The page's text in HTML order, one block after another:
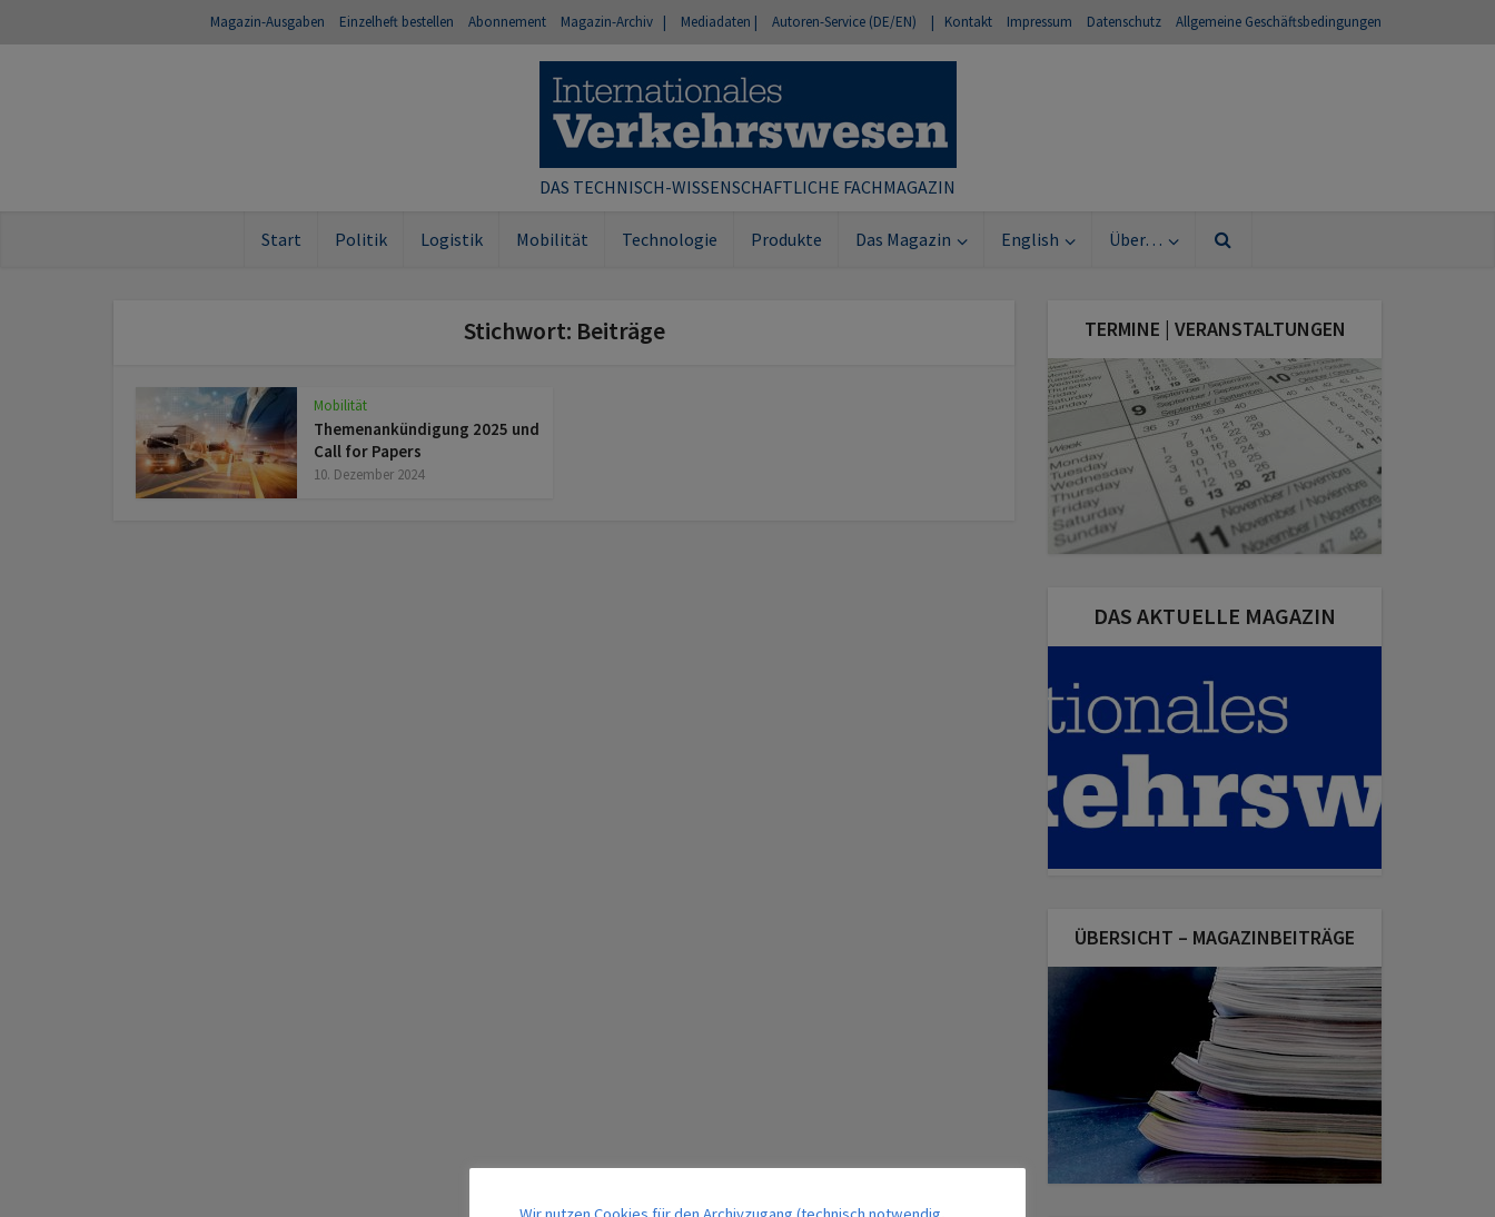
Magazin-Ausgaben Einzelheft bestellen Abonnement Magazin-Archiv | Mediadaten | Autoren-Service (DE/EN) | Kontakt Impressum Datenschutz Allgemeine Geschäftsbedingungen
DAS TECHNISCH-WISSENSCHAFTLICHE FACHMAGAZIN
Start Politik Logistik Mobilität Technologie Produkte Das Magazin English Über…
Stichwort: Beiträge
Mobilität
Themenankündigung 2025 und
Call for Papers
10. Dezember 2024
TERMINE | VERANSTALTUNGEN
DAS AKTUELLE MAGAZIN
ÜBERSICHT – MAGAZINBEITRÄGE